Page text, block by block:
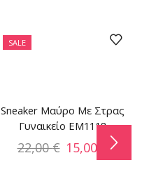
SALE
Sneaker Μαύρο Με Στρας
Γυναικείο EM1118
22,00€ 15,00